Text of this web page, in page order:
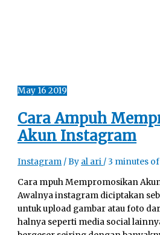
May 16 2019
Cara Ampuh
Akun Instagram
Instagram / By al ari /3 minutes
Cara mpuh Mempromosikan
Awalnya instagram diciptakan
untuk upload gambar atau foto
halnya seperti media social